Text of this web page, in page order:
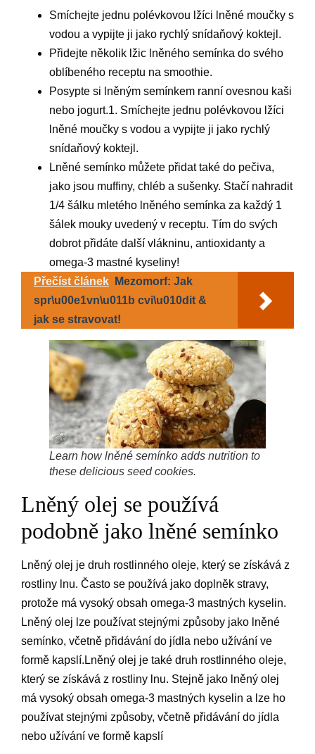
Smíchejte jednu polévkovou lžíci lněné moučky s
vodou a vypijte ji jako rychlý snídaňový koktejl.
Přidejte několik lžic lněného semínka do svého
oblíbeného receptu na smoothie.
Posypte si lněným semínkem ranní ovesnou kaši
nebo jogurt.1. Smíchejte jednu polévkovou lžíci
lněné moučky s vodou a vypijte ji jako rychlý
snídaňový koktejl.
Lněné semínko můžete přidat také do pečiva,
jako jsou muffiny, chléb a sušenky. Stačí nahradit
1/4 šálku mletého lněného semínka za každý 1
šálek mouky uvedený v receptu. Tím do svých
dobrot přidáte další vlákninu, antioxidanty a
omega-3 mastné kyseliny!
Přečíst článek
Mezomorf: Jak
spr\u00e1vn\u011b cvi\u010dit &
jak se stravovat!
Learn how lněné semínko adds nutrition to
these delicious seed cookies.
Lněný olej se používá
podobně jako lněné semínko
Lněný olej je druh rostlinného oleje, který se získává z
rostliny lnu. Často se používá jako doplněk stravy,
protože má vysoký obsah omega-3 mastných kyselin.
Lněný olej lze používat stejnými způsoby jako lněné
semínko, včetně přidávání do jídla nebo užívání ve
formě kapslí.Lněný olej je také druh rostlinného oleje,
který se získává z rostliny lnu. Stejně jako lněný olej
má vysoký obsah omega-3 mastných kyselin a lze ho
používat stejnými způsoby, včetně přidávání do jídla
nebo užívání ve formě kapslí